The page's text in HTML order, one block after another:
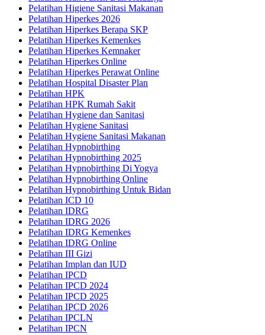
Pelatihan Higiene Sanitasi Makanan
Pelatihan Hiperkes 2026
Pelatihan Hiperkes Berapa SKP
Pelatihan Hiperkes Kemenkes
Pelatihan Hiperkes Kemnaker
Pelatihan Hiperkes Online
Pelatihan Hiperkes Perawat Online
Pelatihan Hospital Disaster Plan
Pelatihan HPK
Pelatihan HPK Rumah Sakit
Pelatihan Hygiene dan Sanitasi
Pelatihan Hygiene Sanitasi
Pelatihan Hygiene Sanitasi Makanan
Pelatihan Hypnobirthing
Pelatihan Hypnobirthing 2025
Pelatihan Hypnobirthing Di Yogya
Pelatihan Hypnobirthing Online
Pelatihan Hypnobirthing Untuk Bidan
Pelatihan ICD 10
Pelatihan IDRG
Pelatihan IDRG 2026
Pelatihan IDRG Kemenkes
Pelatihan IDRG Online
Pelatihan III Gizi
Pelatihan Implan dan IUD
Pelatihan IPCD
Pelatihan IPCD 2024
Pelatihan IPCD 2025
Pelatihan IPCD 2026
Pelatihan IPCLN
Pelatihan IPCN